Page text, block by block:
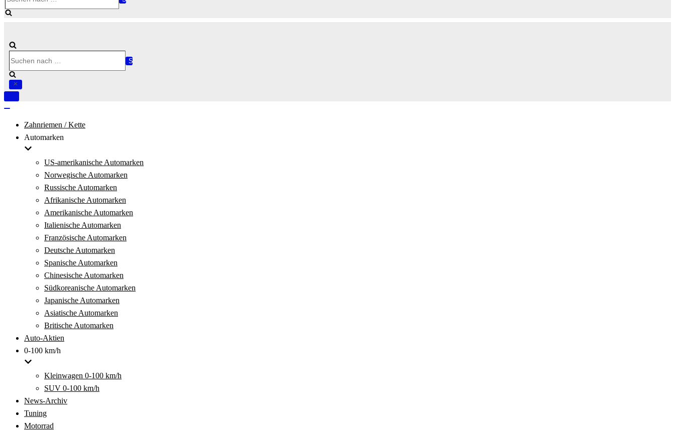
nach …
nach …
Navigation
Zahnriemen / Kette
Automarken
US-amerikanische Automarken
Norwegische Automarken
Russische Automarken
Afrikanische Automarken
Amerikanische Automarken
Italienische Automarken
Französische Automarken
Deutsche Automarken
Spanische Automarken
Chinesische Automarken
Südkoreanische Automarken
Japanische Automarken
Asiatische Automarken
Britische Automarken
Auto-Aktien
0-100 km/h
Kleinwagen 0-100 km/h
SUV 0-100 km/h
News-Archiv
Tuning
Motorrad